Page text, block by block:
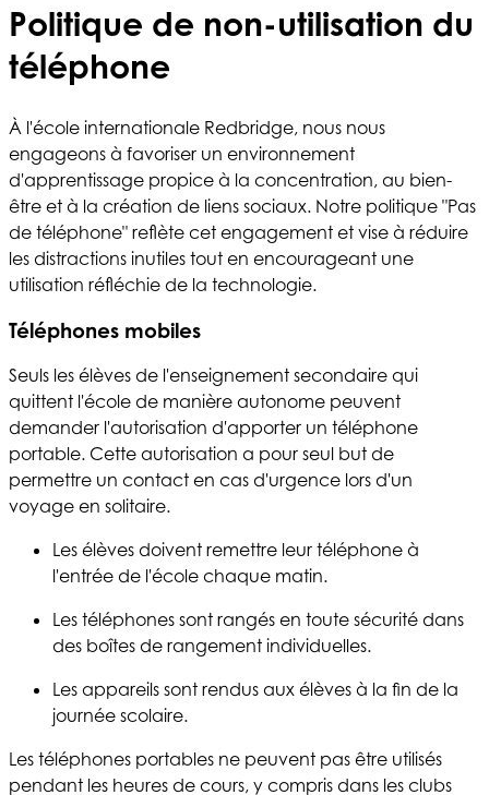
Politique de non-utilisation du
téléphone
À l'école internationale Redbridge, nous nous
engageons à favoriser un environnement
d'apprentissage propice à la concentration, au bien-
être et à la création de liens sociaux. Notre politique "Pas
de téléphone" reflète cet engagement et vise à réduire
les distractions inutiles tout en encourageant une
utilisation réfléchie de la technologie.
Téléphones mobiles
Seuls les élèves de l'enseignement secondaire qui
quittent l'école de manière autonome peuvent
demander l'autorisation d'apporter un téléphone
portable. Cette autorisation a pour seul but de
permettre un contact en cas d'urgence lors d'un
voyage en solitaire.
Les élèves doivent remettre leur téléphone à
l'entrée de l'école chaque matin.
Les téléphones sont rangés en toute sécurité dans
des boîtes de rangement individuelles.
Les appareils sont rendus aux élèves à la fin de la
journée scolaire.
Les téléphones portables ne peuvent pas être utilisés
pendant les heures de cours, y compris dans les clubs